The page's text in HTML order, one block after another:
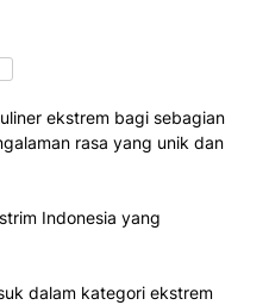
ekstrem bagi sebagian
rasa yang unik dan
dalam kategori ekstrem